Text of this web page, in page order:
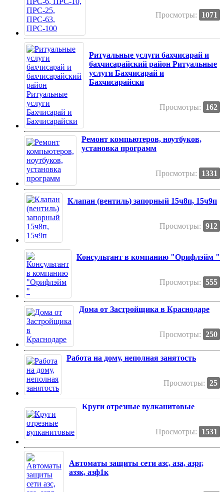
Просмотры: 1071
Ритуальные услуги бахчисарай и
бахчисарайский район Ритуальные
услуги Бахчисарай и
Бахчисарайски
Просмотры: 162
Ремонт компьютеров, ноутбуков,
установка программ
Просмотры: 1331
Клапан (вентиль) запорный 15ч8п, 15ч9п
Просмотры: 912
Консультант в компанию "Орифлэйм "
Просмотры: 555
Дома от Застройщика в Краснодаре
Просмотры: 250
Работа на дому, неполная занятость
Просмотры: 25
Круги отрезные вулканитовые
Просмотры: 1531
Автоматы защиты сети азс, аза, азрг,
аззк, азф1к